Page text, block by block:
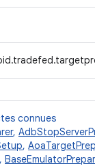
connues
,
,
,